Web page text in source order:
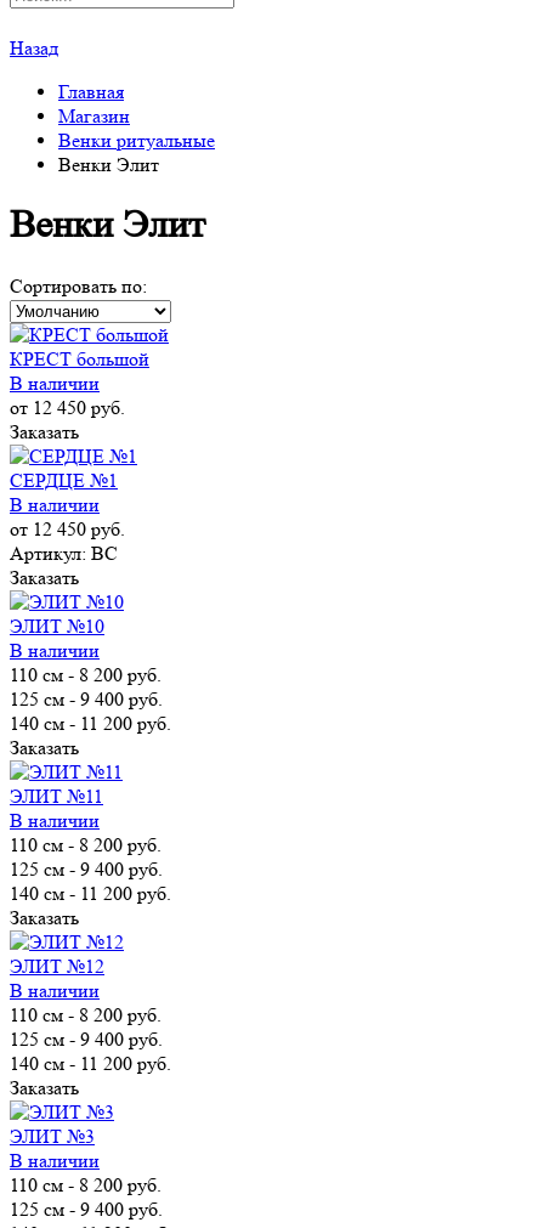
Назад
Главная
Магазин
Венки ритуальные
Венки Элит
Венки Элит
Сортировать по:
КРЕСТ большой
В наличии
от 12 450 руб.
Заказать
СЕРДЦЕ №1
В наличии
от 12 450 руб.
Артикул: ВС
Заказать
ЭЛИТ №10
В наличии
110 см - 8 200 руб.
125 см - 9 400 руб.
140 см - 11 200 руб.
Заказать
ЭЛИТ №11
В наличии
110 см - 8 200 руб.
125 см - 9 400 руб.
140 см - 11 200 руб.
Заказать
ЭЛИТ №12
В наличии
110 см - 8 200 руб.
125 см - 9 400 руб.
140 см - 11 200 руб.
Заказать
ЭЛИТ №3
В наличии
110 см - 8 200 руб.
125 см - 9 400 руб.